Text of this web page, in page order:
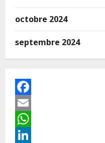
octobre 2024
septembre 2024
Facebook
Email
WhatsApp